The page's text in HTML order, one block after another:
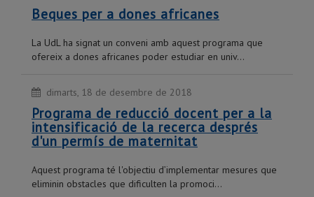
Beques per a dones africanes
La UdL ha signat un conveni amb aquest programa que
ofereix a dones africanes poder estudiar en univ...
dimarts, 18 de desembre de 2018
Programa de reducció docent per a la
intensificació de la recerca després
d'un permís de maternitat
Aquest programa té l'objectiu d’implementar mesures que
eliminin obstacles que dificulten la promoci...